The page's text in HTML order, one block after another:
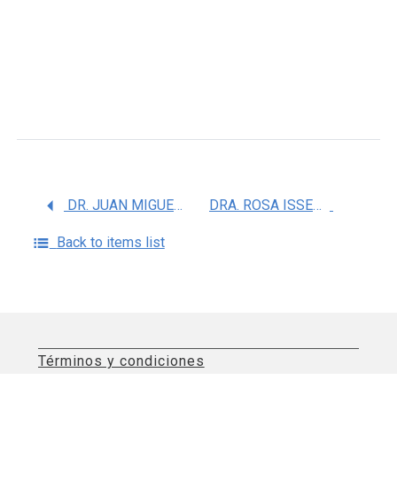
DR. JUAN MIGUEL JIMENEZ ANDRADE DRA. ROSA ISSEL ACOSTA GONZALEZ
Back to items list
Términos y condiciones